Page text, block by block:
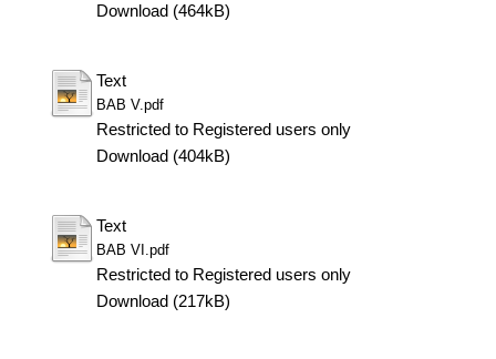
Download (464kB)
Text
BAB V.pdf
Restricted to Registered users only
Download (404kB)
Text
BAB VI.pdf
Restricted to Registered users only
Download (217kB)